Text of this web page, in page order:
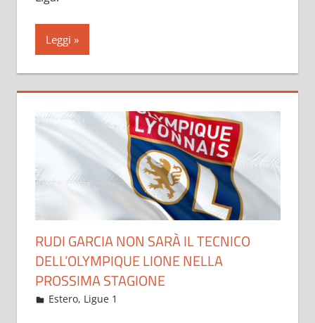
Leggi
RUDI GARCIA NON SARÀ IL TECNICO
DELL’OLYMPIQUE LIONE NELLA
PROSSIMA STAGIONE
Maggio 25, 2021
admin
Estero, Ligue 1